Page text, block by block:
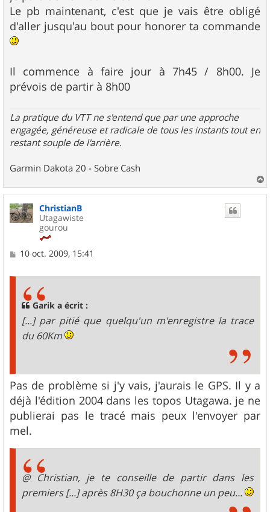
Le pb maintenant, c'est que je vais être obligé
d'aller jusqu'au bout pour honorer ta commande
Il commence à faire jour à 7h45 / 8h00. Je
prévois de partir à 8h00
La pratique du VTT ne s'entend que par une approche
engagée, généreuse et radicale de tous les instants tout en
restant souple de l'arrière.
Garmin Dakota 20 - Sobre Cash
a
ChristianB
Utagawiste
gourou
M10 oct. 2009, 15:41
Garik a écrit :
[...] par pitié que quelqu'un m'enregistre la trace
du 60Km
Pas de problème si j'y vais, j'aurais le GPS. Il y a
déjà l'édition 2004 dans les topos Utagawa. je ne
publierai pas le tracé mais peux l'envoyer par
mel.
@ Christian, je te conseille de partir dans les
premiers [...] après 8H30 ça bouchonne un peu...